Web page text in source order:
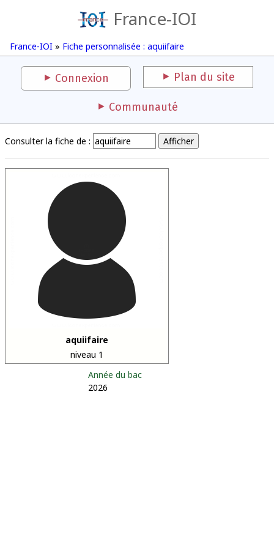
France-IOI
France-IOI » Fiche personnalisée : aquiifaire
Connexion Plan du site
Communauté
Consulter la fiche de :
aquiifaire
niveau 1
Année du bac
2026